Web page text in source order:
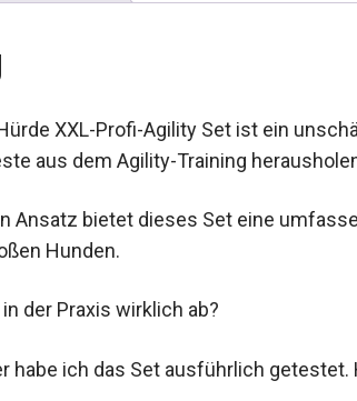
XXL-Profi-Agility Set ist ein
aus dem Agility-Training
Ansatz bietet dieses Set eine
Hunden.
der Praxis wirklich ab?
habe ich das Set ausführlich getestet.